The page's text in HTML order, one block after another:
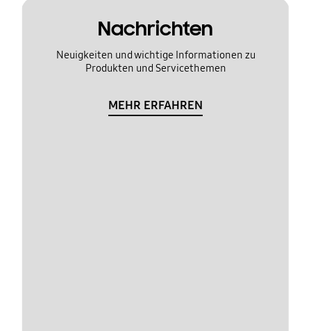
Nachrichten
Neuigkeiten und wichtige Informationen zu
Produkten und Servicethemen
MEHR ERFAHREN